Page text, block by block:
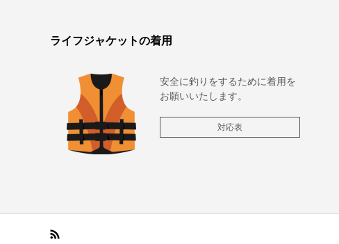
ライフジャケットの着用
安全に釣りをするために着用を
お願いいたします。
対応表